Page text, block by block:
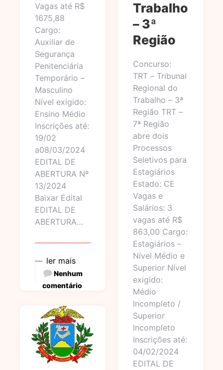
Vagas até R$
1675,88
Cargo:
Auxiliar de
Segurança
Penitenciária
Temporário –
Masculino
Nível exigido:
Ensino Médio
Inscrições até:
19/02
a08/03/2024
EDITAL DE
ABERTURA Nº
13/2024
Baixar Edital
EDITAL DE
ABERTURA…
ler mais
Nenhum
comentário
Trabalho
– 3ª
Região
Concurso:
TRT – Tribunal
Regional do
Trabalho – 3ª
Região TRT –
7ª Região
abre dois
Processos
Seletivos para
Estagiários
Estado: CE
Vagas e
Salários: 3
vagas até R$
863,00 Cargo:
Estagiários –
Nível Médio e
Superior Nível
exigido:
Médio
Incompleto /
Superior
Incompleto
Inscrições até:
04/02/2024
EDITAL DE